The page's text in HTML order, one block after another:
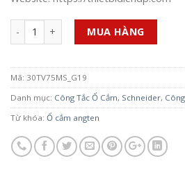
Số lượng MUA HÀNG
Mã: 30TV75MS_G19
Danh mục: Công Tắc Ổ Cắm, Schneider,
Từ khóa: Ổ cắm angten